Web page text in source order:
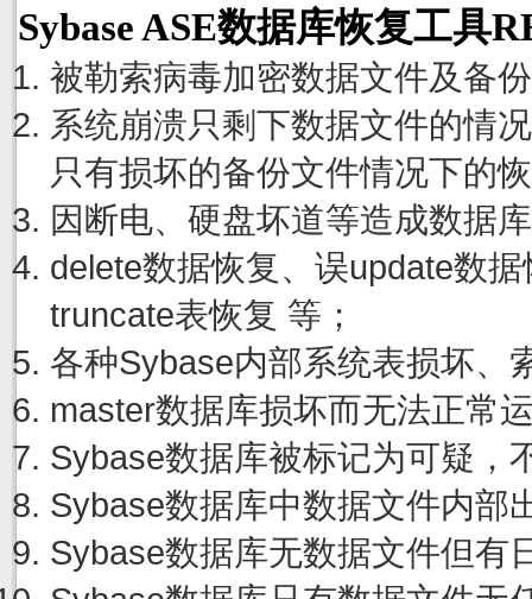
Sybase ASE数据库恢复工具
被勒索病毒加密数据文件及备
系统崩溃只剩下数据文件的情
只有损坏的备份文件情况下的
因断电、硬盘坏道等造成数据
delete数据恢复、误update数
truncate表恢复 等；
各种Sybase内部系统表损坏、
master数据库损坏而无法正常
Sybase数据库被标记为可疑，
Sybase数据库中数据文件内部
Sybase数据库无数据文件但有